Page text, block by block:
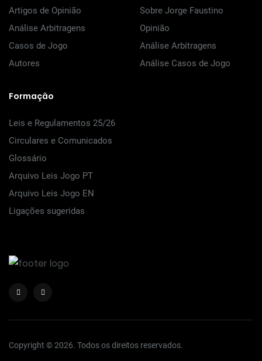
Artigos de Opinião
Análise Arbitragens
Casos de Jogo
Autores
Sobre Jorge Faustino
Opinião
Análise Arbitragens
Análise Casos de Jogo
Formação
Leis e Regulamentos 25/26
Circulares e Comunicados
Glossário
Arquivo Leis Jogo PT
Arquivo Leis Jogo EN
Ligações sugeridas
Copyright © 2026. Todos os direitos reservados.